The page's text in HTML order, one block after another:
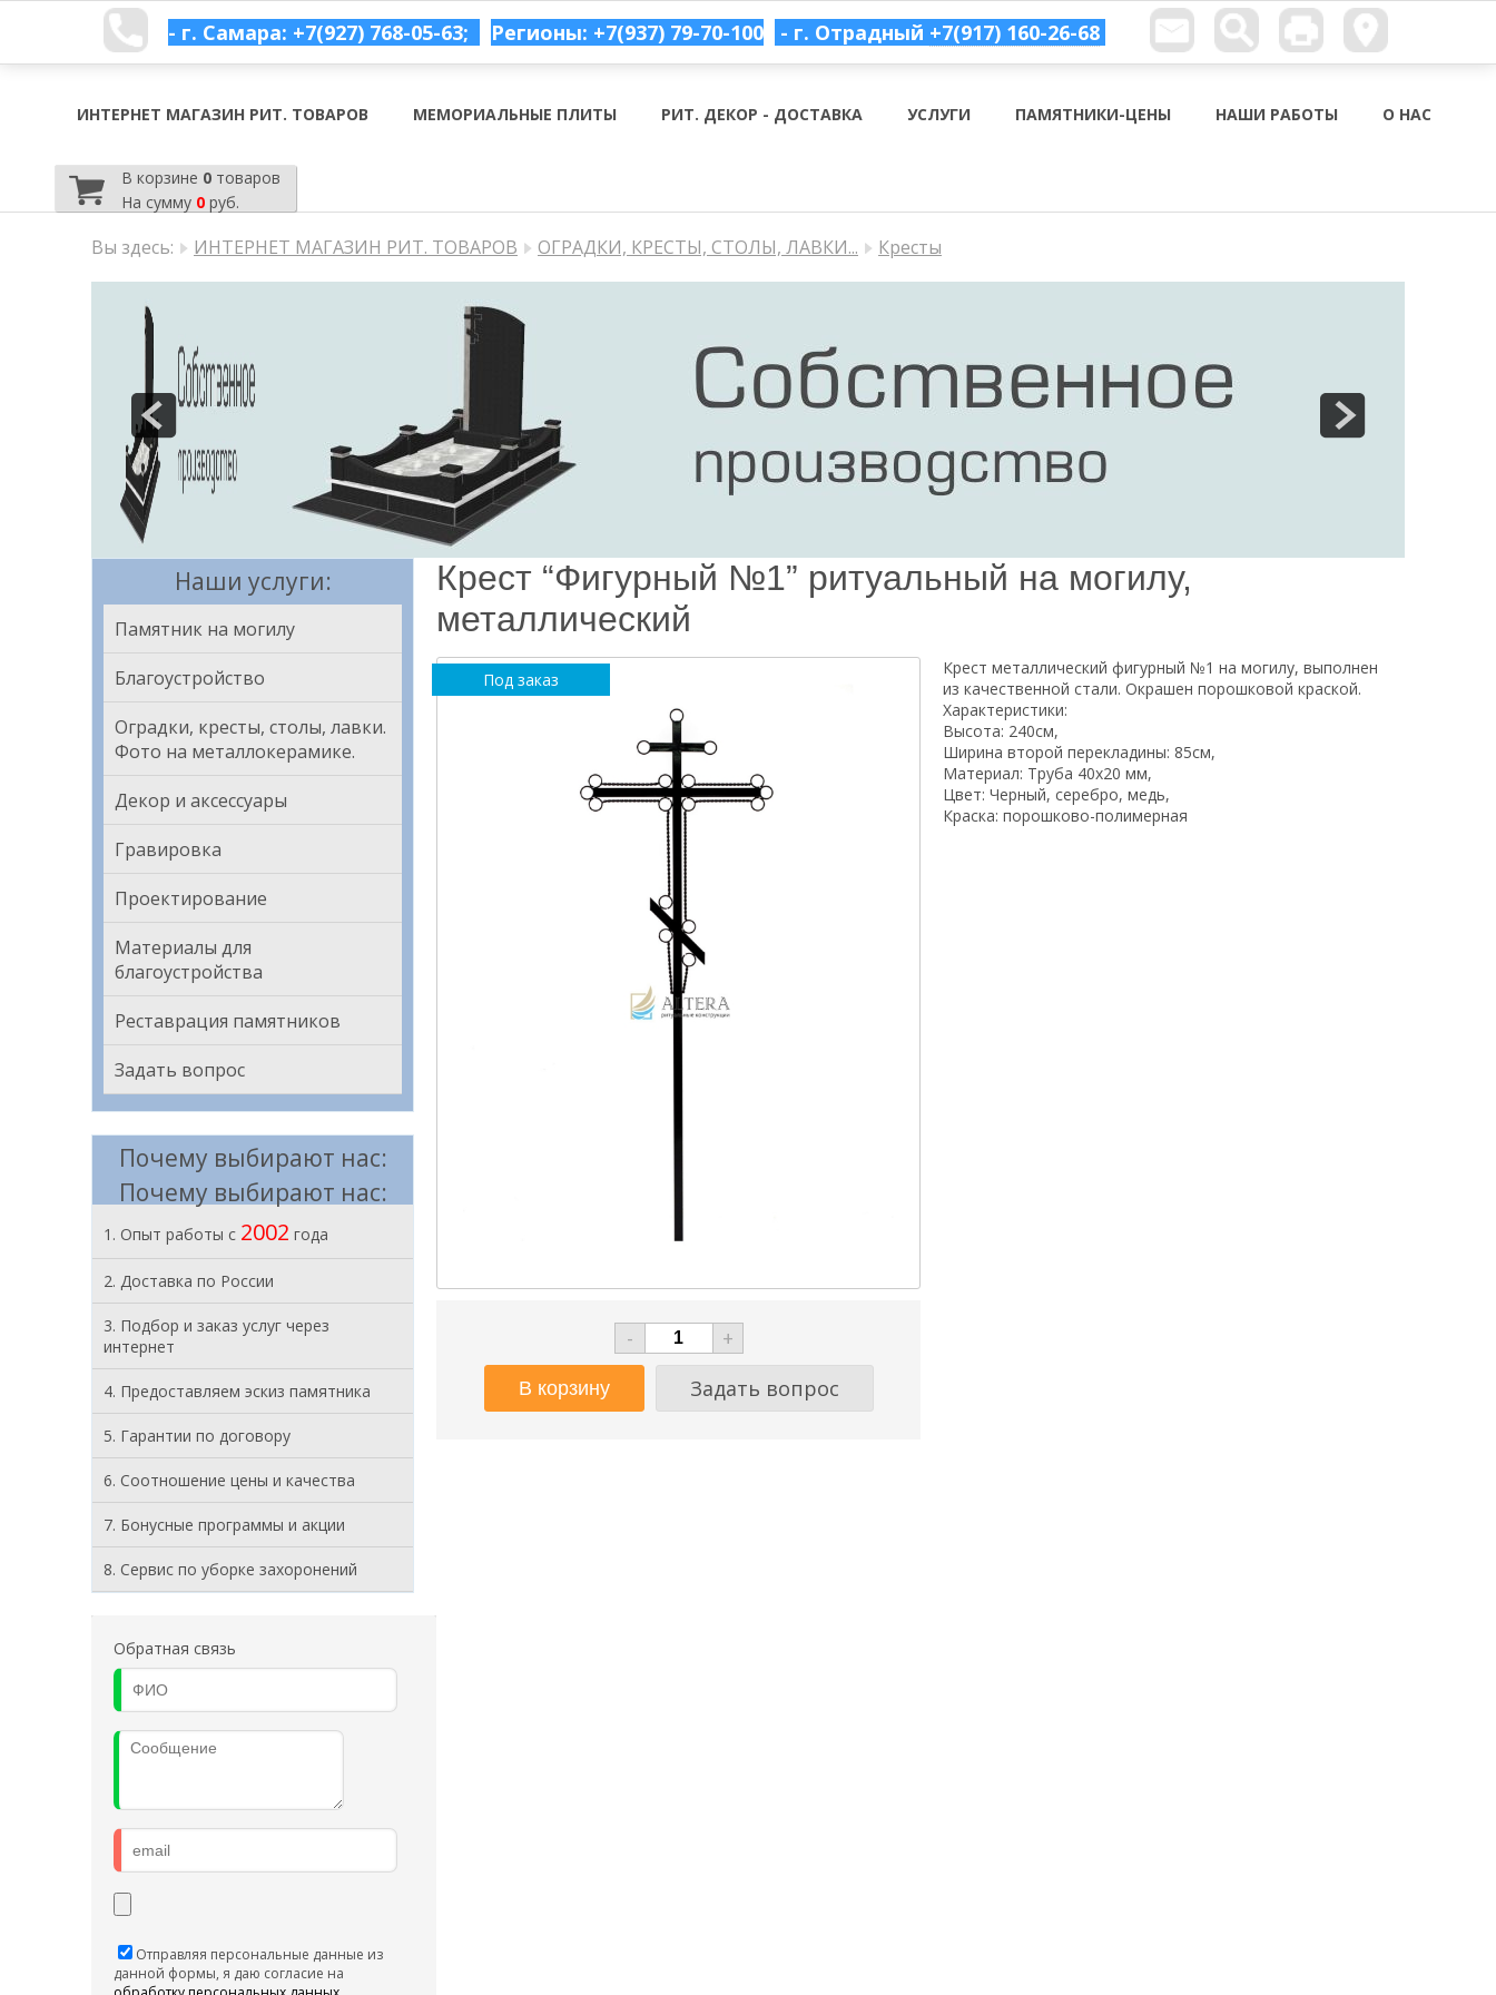
- г. Самара: +7(927) 768-05-63; Регионы: +7(937) 79-70-100 - г. Отрадный +7(917) 160-26-68
ИНТЕРНЕТ МАГАЗИН РИТ. ТОВАРОВ МЕМОРИАЛЬНЫЕ ПЛИТЫ РИТ. ДЕКОР - ДОСТАВКА УСЛУГИ ПАМЯТНИКИ-ЦЕНЫ НАШИ РАБОТЫ О НАС
В корзине 0товаров
На сумму 0руб.
Вы здесь: ИНТЕРНЕТ МАГАЗИН РИТ. ТОВАРОВ ОГРАДКИ, КРЕСТЫ, СТОЛЫ, ЛАВКИ... Кресты
Наши услуги:
Памятник на могилу
Благоустройство
Оградки, кресты, столы, лавки.
Фото на металлокерамике.
Декор и аксессуары
Гравировка
Проектирование
Материалы для
благоустройства
Реставрация памятников
Задать вопрос
Почему выбирают нас:
Почему выбирают нас:
1. Опыт работы с 2002 года
2. Доставка по России
3. Подбор и заказ услуг через
интернет
4. Предоставляем эскиз памятника
5. Гарантии по договору
6. Соотношение цены и качества
7. Бонусные программы и акции
8. Cервис по уборке захоронений
Обратная связь
Отправляя персональные данные из
данной формы, я даю согласие на
Крест “Фигурный №1” ритуальный на могилу,
металлический
Под заказ
-
+
Задать вопрос
Крест металлический фигурный №1 на могилу, выполнен
из качественной стали. Окрашен порошковой краской.
Характеристики:
Высота: 240см,
Ширина второй перекладины: 85см,
Материал: Труба 40х20 мм,
Цвет: Черный, серебро, медь,
Краска: порошково-полимерная